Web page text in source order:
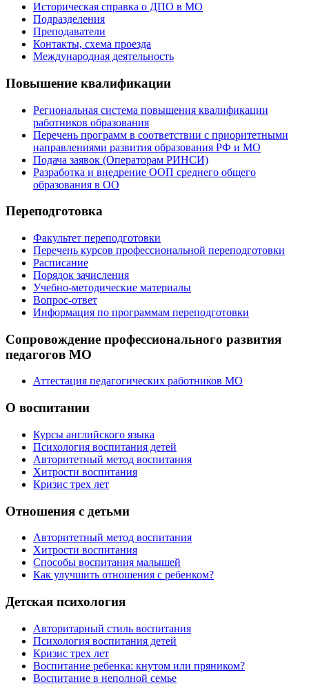
Историческая справка о ДПО в МО
Подразделения
Преподаватели
Контакты, схема проезда
Международная деятельность
Повышение квалификации
Региональная система повышения квалификации
работников образования
Перечень программ в соответствии с приоритетными
направлениями развития образования РФ и МО
Подача заявок (Операторам РИНСИ)
Разработка и внедрение ООП среднего общего
образования в ОО
Переподготовка
Факультет переподготовки
Перечень курсов профессиональной переподготовки
Расписание
Порядок зачисления
Учебно-методические материалы
Вопрос-ответ
Информация по программам переподготовки
Сопровождение профессионального развития
педагогов МО
Аттестация педагогических работников МО
О воспитании
Курсы английского языка
Психология воспитания детей
Авторитетный метод воспитания
Хитрости воспитания
Кризис трех лет
Отношения с детьми
Авторитетный метод воспитания
Хитрости воспитания
Способы воспитания малышей
Как улучшить отношения с ребенком?
Детская психология
Авторитарный стиль воспитания
Психология воспитания детей
Кризис трех лет
Воспитание ребенка: кнутом или пряником?
Воспитание в неполной семье